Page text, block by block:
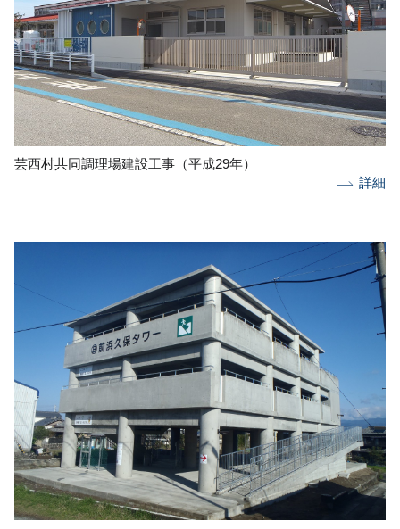
芸西村共同調理場建設工事（平成29年）
詳細